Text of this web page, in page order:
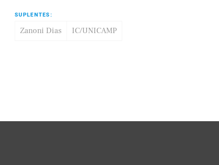
SUPLENTES:
Zanoni Dias IC/UNICAMP